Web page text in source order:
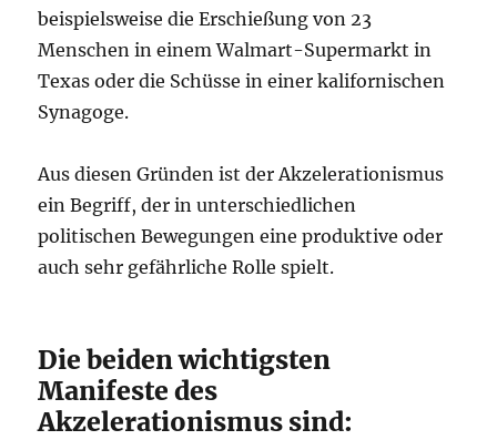
beispielsweise die Erschießung von 23
Menschen in einem Walmart-Supermarkt in
Texas oder die Schüsse in einer kalifornischen
Synagoge.
Aus diesen Gründen ist der Akzelerationismus
ein Begriff, der in unterschiedlichen
politischen Bewegungen eine produktive oder
auch sehr gefährliche Rolle spielt.
Die beiden wichtigsten
Manifeste des
Akzelerationismus sind: